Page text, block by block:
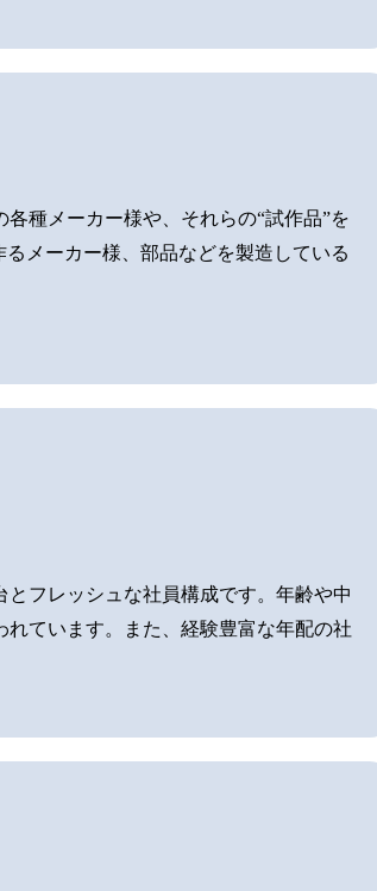
種メーカー様や、それらの“試作品”を
メーカー様、部品などを製造している
フレッシュな社員構成です。年齢や中
ています。また、経験豊富な年配の社